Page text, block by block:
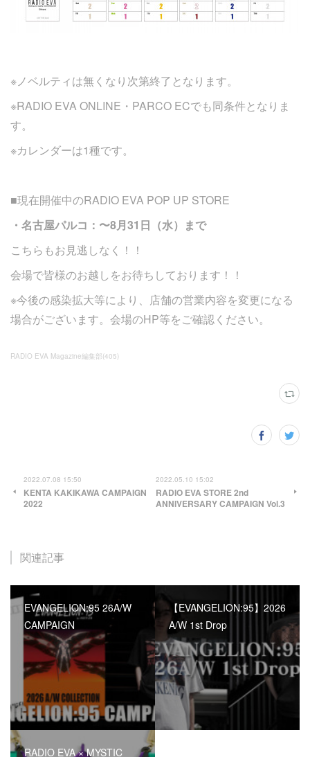
※ノベルティは無くなり次第終了となります。
※RADIO EVA ONLINE・PARCO ECでも同条件となりま
す。
※カレンダーは1種です。
■現在開催中のRADIO EVA POP UP STORE
・名古屋パルコ：〜8月31日（水）まで
こちらもお見逃しなく！！
会場で皆様のお越しをお待ちしております！！
※今後の感染拡大等により、店舗の営業内容を変更になる
場合がございます。会場のHP等をご確認ください。
RADIO EVA Magazine編集部(405)
2022.07.08 15:50
KENTA KAKIKAWA CAMPAIGN
2022
2022.05.10 15:02
RADIO EVA STORE 2nd
ANNIVERSARY CAMPAIGN Vol.3
関連記事
EVANGELION:95 26A/W
CAMPAIGN
【EVANGELION:95】2026
A/W 1st Drop
RADIO EVA × MYSTIC